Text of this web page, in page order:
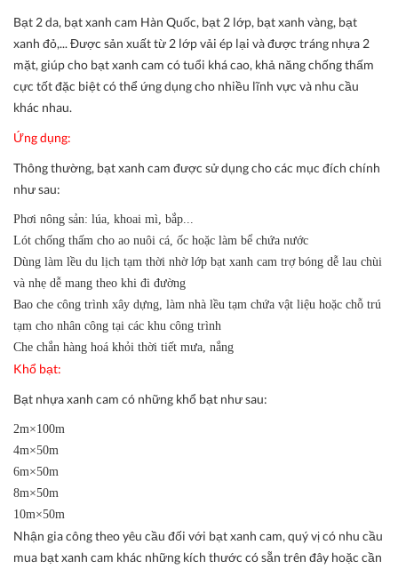
Bạt 2 da, bạt xanh cam Hàn Quốc, bạt 2 lớp, bạt xanh vàng, bạt
xanh đỏ,... Được sản xuất từ 2 lớp vải ép lại và được tráng nhựa 2
mặt, giúp cho bạt xanh cam có tuổi khá cao, khả năng chống thấm
cực tốt đặc biệt có thể ứng dụng cho nhiều lĩnh vực và nhu cầu
khác nhau.
Ứng dụng:
Thông thường, bạt xanh cam được sử dụng cho các mục đích chính
như sau:
Phơi nông sản: lúa, khoai mì, bắp...
Lót chống thấm cho ao nuôi cá, ốc hoặc làm bể chứa nước
Dùng làm lều du lịch tạm thời nhờ lớp bạt xanh cam trợ bóng dễ lau chùi
và nhẹ dễ mang theo khi đi đường
Bao che công trình xây dựng, làm nhà lều tạm chứa vật liệu hoặc chỗ trú
tạm cho nhân công tại các khu công trình
Che chắn hàng hoá khỏi thời tiết mưa, nắng
Khổ bạt:
Bạt nhựa xanh cam có những khổ bạt như sau:
2m×100m
4m×50m
6m×50m
8m×50m
10m×50m
Nhận gia công theo yêu cầu đối với bạt xanh cam, quý vị có nhu cầu
mua bạt xanh cam khác những kích thước có sẵn trên đây hoặc cần